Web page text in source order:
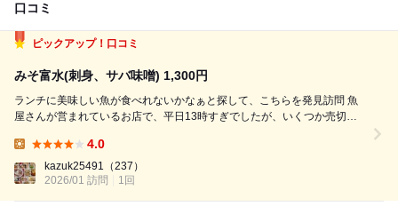
口コミ
ピックアップ！口コミ
みそ富水(刺身、サバ味噌) 1,300円
ランチに美味しい魚が食べれないかなぁと探して、こちらを発見訪問 魚
屋さんが営まれているお店で、平日13時すぎでしたが、いくつか売切れ
バ味噌と刺身がセットになった定食を注文 サバ味噌は、一切れですが大
きく、濃い目の味付でめ...
4.0
kazuk25491 （237）
2026/01 訪問
1回